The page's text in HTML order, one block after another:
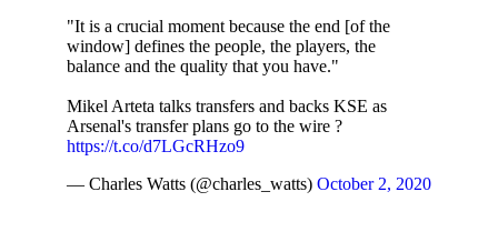
"It is a crucial moment because the end [of the
window] defines the people, the players, the
balance and the quality that you have."
Mikel Arteta talks transfers and backs KSE as
Arsenal's transfer plans go to the wire ?
https://t.co/d7LGcRHzo9
— Charles Watts (@charles_watts) October 2, 2020